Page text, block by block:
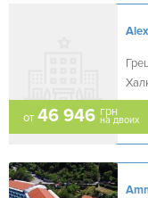
от 46 946 грн
на двоих